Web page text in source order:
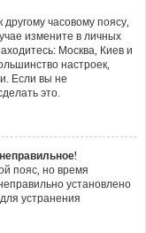
часовому поясу,
измените в личных
Москва, Киев и
настроек,
Если вы не
это.
пояс, но время
установлено
устранения